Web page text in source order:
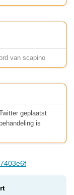
van scapino
geplaatst
is